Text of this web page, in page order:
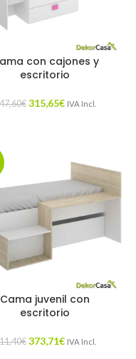
con cajones y
escritorio
€ 315,65€ IVA Incl.
Cama juvenil con
escritorio
€ 373,71€ IVA Incl.